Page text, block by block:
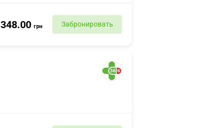
348.00 грн Забронировать